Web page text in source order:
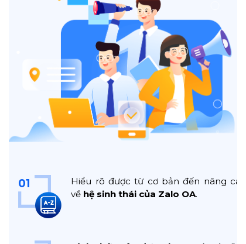
01
Hiểu rõ được từ cơ bản đến nâng cao
về hệ sinh thái của Zalo OA.